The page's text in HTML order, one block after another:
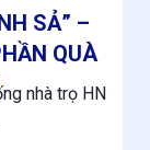
SẢ” –
QUÀ
nhà trọ HN